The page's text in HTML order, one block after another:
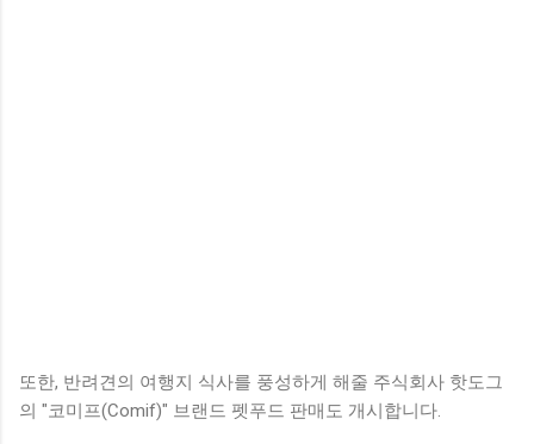
또한, 반려견의 여행지 식사를 풍성하게 해줄 주식회사 핫도그
의 "코미프(Comif)" 브랜드 펫푸드 판매도 개시합니다.